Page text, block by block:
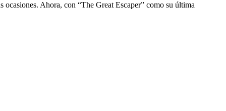
Ahora, con “The Great Escaper” como su última